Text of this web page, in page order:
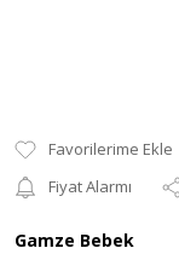
Fiyat Alarmı
Gamze Bebek